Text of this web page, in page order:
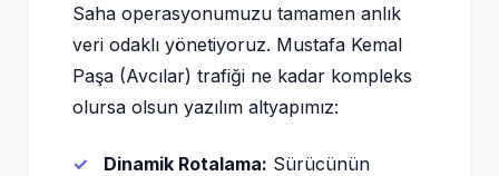
Saha operasyonumuzu tamamen anlık
veri odaklı yönetiyoruz. Mustafa Kemal
Paşa (Avcılar) trafiği ne kadar kompleks
olursa olsun yazılım altyapımız:
Dinamik Rotalama: Sürücünün